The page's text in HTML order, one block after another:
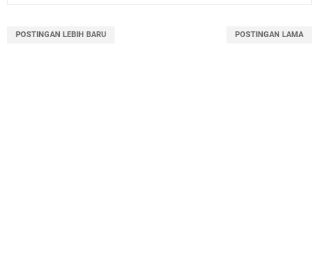
POSTINGAN LEBIH BARU POSTINGAN LAMA